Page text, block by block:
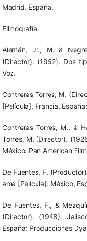
Madrid, España.
Filmografía
Alemán, Jr., M. &
(Director). (1952). Dos
Voz.
Contreras Torres, M.
[Película]. Francia,
Contreras Torres, M., &
Torres, M. (Director).
México: Pan American
De Fuentes, F.
ama [Película]. México,
De Fuentes, F., &
(Director). (1948).
España: Producciones